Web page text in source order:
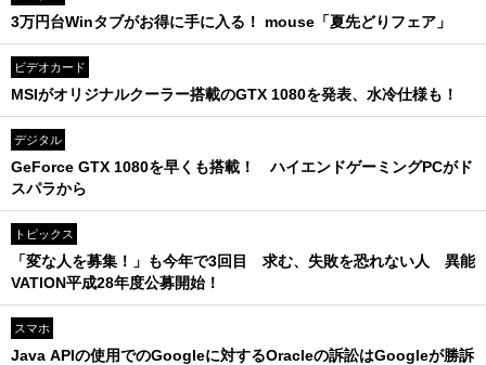
3万円台Winタブがお得に手に入る！ mouse「夏先どりフェア」
ビデオカード
MSIがオリジナルクーラー搭載のGTX 1080を発表、水冷仕様も！
デジタル
GeForce GTX 1080を早くも搭載！ ハイエンドゲーミングPCがド
スパラから
トピックス
「変な人を募集！」も今年で3回目 求む、失敗を恐れない人 異能
VATION平成28年度公募開始！
スマホ
Java APIの使用でのGoogleに対するOracleの訴訟はGoogleが勝訴